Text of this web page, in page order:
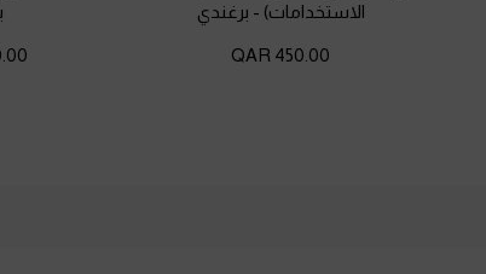
الاستخدامات) - برغندي
450.00 QAR
QAR